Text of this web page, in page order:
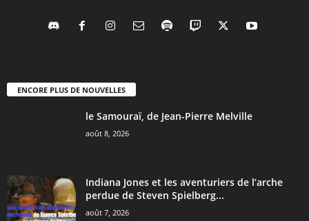
ENCORE PLUS DE NOUVELLES
le Samouraï, de Jean-Pierre Melville
août 8, 2026
Indiana Jones et les aventuriers de l’arche
perdue de Steven Spielberg...
août 7, 2026